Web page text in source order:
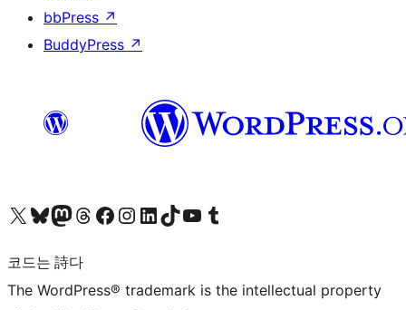
bbPress ↗
BuddyPress ↗
X(이전 트위터) 계정 방문하기블루스카이 계정 방문하기마스토돈 계정 방문하기스레드 계정 방문하기 페이스북 페이지 방문하기인스타그램 계정 방문하기 LinkedIn 계정 방문하기틱톡 계정 방문하기유튜브 채널 방문하기 텀블러 계정 방문하기
코드는 詩다
The WordPress® trademark is the intellectual property